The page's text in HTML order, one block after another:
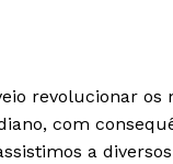
revolucionar
com
a